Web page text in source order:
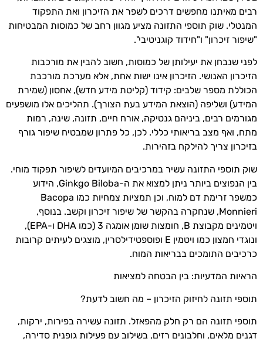
רבים מאיתנו מחפשים דרכים לשפר את הזיכרון ואת התפקוד
המנטלי. שוק תוספי התזונה מציע מגוון רחב של כמוסות המבטיחות
"שיפור זיכרון" ו"חידוד קוגניטיבי".
לפני שנבחן את יעילותן של כמוסות, חשוב להבין את מורכבות
הזיכרון האנושי. הזיכרון אינו ישות אחת, אלא מערכת מורכבת
הכוללת מספר שלבים: קידוד (קליטת מידע חדש), אחסון (שמירת
המידע) ושליפה (הוצאת המידע בעת הצורך). תהליכים אלו מושפעים
מגורמים רבים, ביניהם גנטיקה, אורח חיים, תזונה, שינה, רמות
מתח, ואף מצב בריאותי כללי. לכן, כל פתרון שמבטיח שיפור גורף
בזיכרון צריך להילקח בזהירות.
שוק תוספי התזונה עשיר במרכיבים המיועדים לשיפור תפקוד מוחי.
בין הנפוצים ביותר ניתן למצוא את ה-Ginkgo Biloba, הידוע
כמשפר זרימת דם למוח, וכן תמציות צמחיות כמו Bacopa
Monnieri, שנחקרה בהקשר של שיפור זיכרון וקשב. בנוסף,
ויטמינים מקבוצת B, חומצות שומן אומגה 3 (כמו DHA ו-EPA),
ונוגדי חמצון כמו ויטמין E ופוספטידילסרין, מוצגים לעיתים קרובות
כרכיבים התומכים בבריאות המוח.
הראיות המדעיות: בין הבטחה למציאות
תוספי תזונה לחיזוק הזיכרון – מה חשוב לדעת?
תוספי תזונה הם רק חלק מהפאזל. תזונה עשירה בפירות, ירקות,
דגנים מלאים, וחלבונים רזים, בשילוב עם פעילות גופנית סדירה,